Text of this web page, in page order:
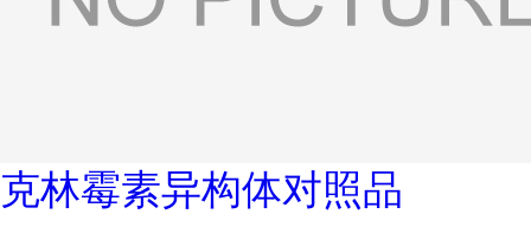
克林霉素异构体对照品